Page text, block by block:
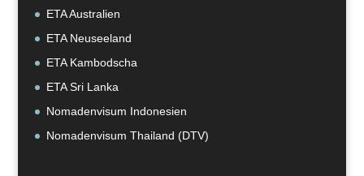
ETA Australien
ETA Neuseeland
ETA Kambodscha
ETA Sri Lanka
Nomadenvisum Indonesien
Nomadenvisum Thailand (DTV)